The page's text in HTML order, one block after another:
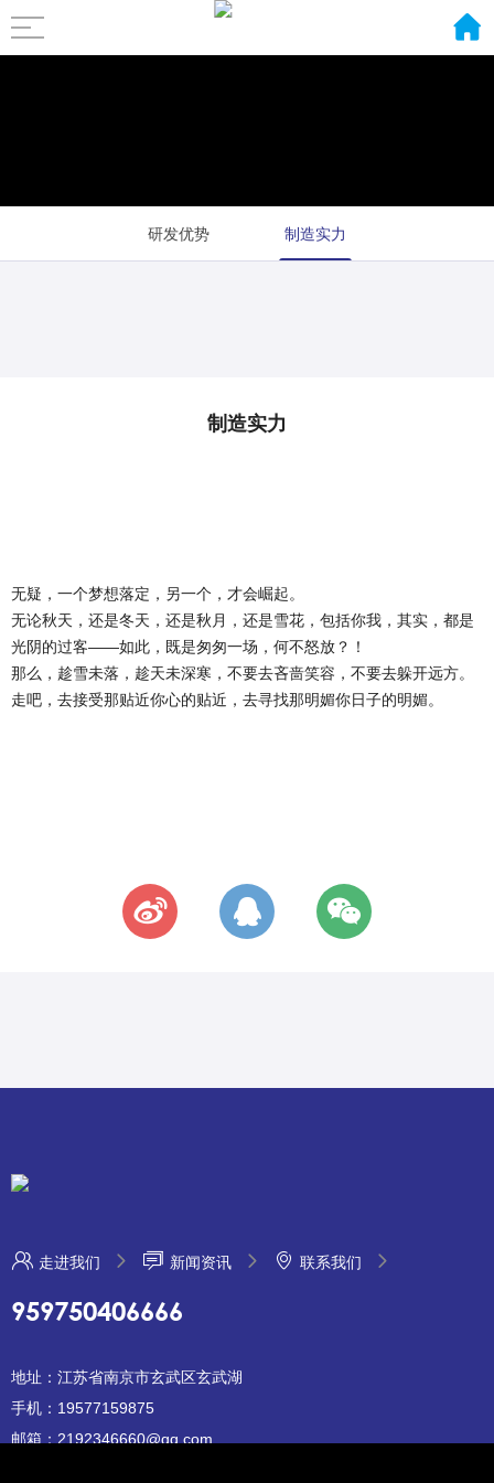
研发优势 制造实力
制造实力
无疑，一个梦想落定，另一个，才会崛起。
无论秋天，还是冬天，还是秋月，还是雪花，包括你我，其实，都是
光阴的过客——如此，既是匆匆一场，何不怒放？！
那么，趁雪未落，趁天未深寒，不要去吝啬笑容，不要去躲开远方。
走吧，去接受那贴近你心的贴近，去寻找那明媚你日子的明媚。
走进我们 新闻资讯 联系我们
959750406666
地址：江苏省南京市玄武区玄武湖
手机：19577159875
邮箱：2192346660@qq.com